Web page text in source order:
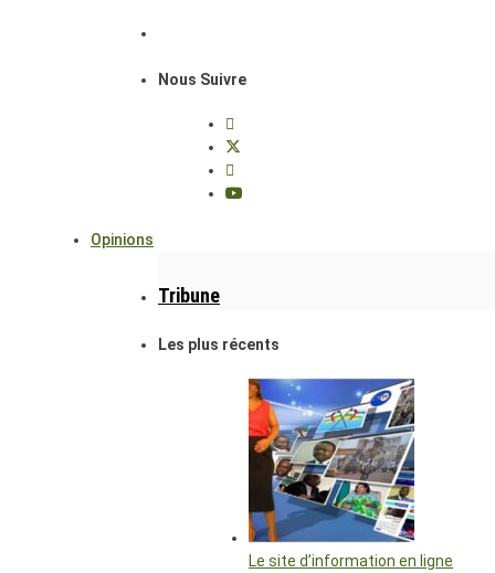
Nous Suivre
Opinions
Tribune
Les plus récents
Le site d’information en ligne